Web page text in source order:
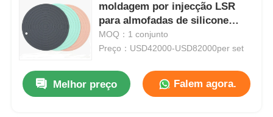
moldagem por injecção LSR
para almofadas de silicone
resistentes ao calor com 120
toneladas de força de presa
MOQ：1 conjunto
Preço：USD42000-USD82000per set
Melhor preço Falem agora.